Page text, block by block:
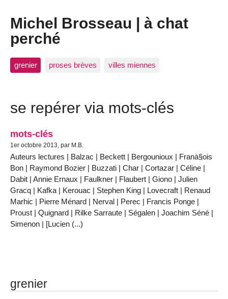
Michel Brosseau | à chat
perché
grenier proses brèves villes miennes
se repérer via mots-clés
mots-clés
1er octobre 2013, par M.B.
Auteurs lectures | Balzac | Beckett | Bergounioux | Franà§ois
Bon | Raymond Bozier | Buzzati | Char | Cortazar | Céline |
Dabit | Annie Ernaux | Faulkner | Flaubert | Giono | Julien
Gracq | Kafka | Kerouac | Stephen King | Lovecraft | Renaud
Marhic | Pierre Ménard | Nerval | Perec | Francis Ponge |
Proust | Quignard | Rilke Sarraute | Ségalen | Joachim Séné |
Simenon | [Lucien (...)
grenier